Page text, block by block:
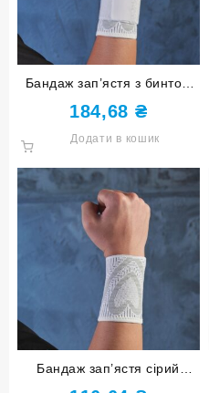
Бандаж зап’ястя з бинтом
сірий розмір S-M ST-7151-
S-M
184,68 ₴
Додати в кошик
Бандаж зап’ястя сірий
розмір S-M ST-7150-S-M